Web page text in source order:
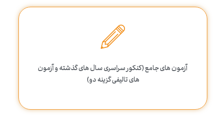
آزمون های جامع (کنکور سراسری سال های گذشته و آزمون
های تالیفی گزینه دو)